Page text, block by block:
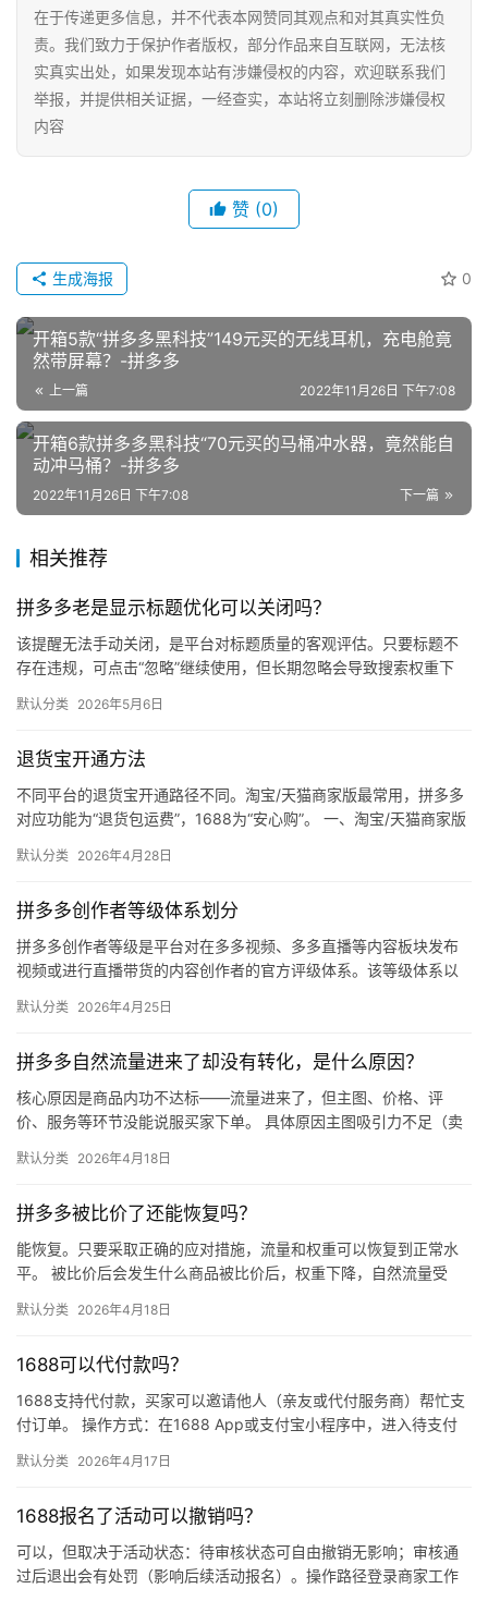
网
店
运
营
跨
境
电
自
体
社
在于传递更多信息，并不代表本网赞同其观点和对其真实性负
责。我们致力于保护作者版权，部分作品来自互联网，无法核
实真实出处，如果发现本站有涉嫌侵权的内容，欢迎联系我们
举报，并提供相关证据，一经查实，本站将立刻删除涉嫌侵权
内容
赞 (0)
0
生成海报
开箱5款“拼多多黑科技”149元买的无线耳机，充电舱竟
然带屏幕？-拼多多
上一篇 2022年11月26日 下午7:08
开箱6款拼多多黑科技“70元买的马桶冲水器，竟然能自
动冲马桶？-拼多多
下一篇
2022年11月26日 下午7:08
相关推荐
拼多多老是显示标题优化可以关闭吗？
该提醒无法手动关闭，是平台对标题质量的客观评估。只要标题不
存在违规，可点击“忽略”继续使用，但长期忽略会导致搜索权重下
默认分类 2026年5月6日
退货宝开通方法
不同平台的退货宝开通路径不同。淘宝/天猫商家版最常用，拼多多
对应功能为“退货包运费”，1688为“安心购”。 一、淘宝/天猫商家版
默认分类 2026年4月28日
拼多多创作者等级体系划分
拼多多创作者等级是平台对在多多视频、多多直播等内容板块发布
视频或进行直播带货的内容创作者的官方评级体系。该等级体系以
同等级…
默认分类 2026年4月25日
拼多多自然流量进来了却没有转化，是什么原因？
核心原因是商品内功不达标——流量进来了，但主图、价格、评
价、服务等环节没能说服买家下单。 具体原因主图吸引力不足（卖
评少、…
默认分类 2026年4月18日
拼多多被比价了还能恢复吗？
能恢复。只要采取正确的应对措施，流量和权重可以恢复到正常水
平。 被比价后会发生什么商品被比价后，权重下降，自然流量受
网价格…
默认分类 2026年4月18日
1688可以代付款吗？
1688支持代付款，买家可以邀请他人（亲友或代付服务商）帮忙支
付订单。 操作方式：在1688 App或支付宝小程序中，进入待支付
默认分类 2026年4月17日
1688报名了活动可以撤销吗？
可以，但取决于活动状态：待审核状态可自由撤销无影响；审核通
过后退出会有处罚（影响后续活动报名）。操作路径登录商家工作